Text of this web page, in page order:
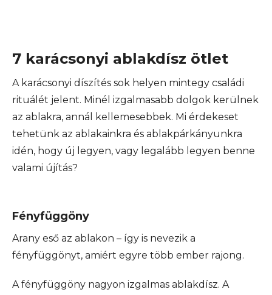
7 karácsonyi ablakdísz ötlet
A karácsonyi díszítés sok helyen mintegy családi
rituálét jelent. Minél izgalmasabb dolgok kerülnek
az ablakra, annál kellemesebbek. Mi érdekeset
tehetünk az ablakainkra és ablakpárkányunkra
idén, hogy új legyen, vagy legalább legyen benne
valami újítás?
Fényfüggöny
Arany eső az ablakon – így is nevezik a
fényfüggönyt, amiért egyre több ember rajong.
A fényfüggöny nagyon izgalmas ablakdísz. A